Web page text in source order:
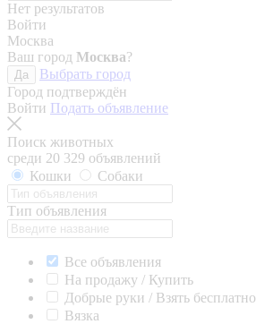
Нет результатов
Войти
Москва
Ваш город Москва?
Да
Выбрать город
Город подтверждён
Войти Подать объявление
Поиск животных
среди 20 329 объявлений
Кошки
Собаки
Тип объявления
Все объявления
На продажу / Купить
Добрые руки / Взять бесплатно
Вязка